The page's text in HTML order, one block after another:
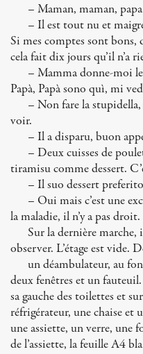
– Maman, maman,
– Il est tout nu et
Si mes comptes sont bons,
cela fait dix jours qu’il n’a
– Mamma donne-moi
Papà, Papà sono quì, mi
– Non fare la
voir.
– Il a disparu, buon
– Deux cuisses de
tiramisu comme dessert.
– Il suo dessert
– Oui mais c’est une
la maladie, il n’y a pas droit.
Sur la dernière
observer. L’étage est vide.
un déambulateur, au
deux fenêtres et un
sa gauche des toilettes et
réfrigérateur, une chaise et
une assiette, un verre, une
de l’assiette, la feuille A4